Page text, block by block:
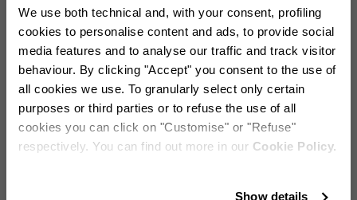
We use both technical and, with your consent, profiling
cookies to personalise content and ads, to provide social
media features and to analyse our traffic and track visitor
behaviour. By clicking "Accept" you consent to the use of
all cookies we use. To granularly select only certain
purposes or third parties or to refuse the use of all
cookies you can click on "Customise" or "Refuse"
respectively. You can find out more in our Cookie Policy.
Show details
QUEL A ÉTÉ LE MOMENT
QUI VOUS A LE PLUS
FRUSTRÉ LORSQUE
VOUS GRANDISSEZ ?
J'avais 12 ans , j'ai
économisé pour acheter
une paire de Sashas. A
l’époque à Paris, c’étaient